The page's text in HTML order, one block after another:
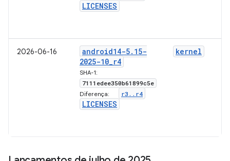
LICENSES
2026-06-16 android14-5. 15-
2025-10_r4
SHA-1:
7111edee350b61899c5e
Diferença: r3 . . r4
LICENSES
kernel